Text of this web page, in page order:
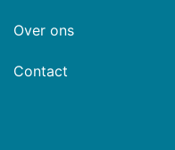
Over ons
Contact